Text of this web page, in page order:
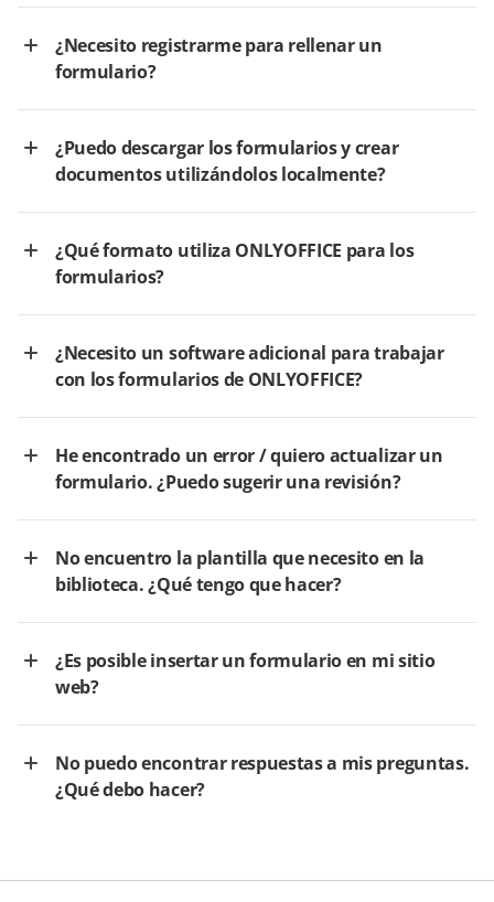
¿Necesito registrarme para rellenar un
formulario?
¿Puedo descargar los formularios y crear
documentos utilizándolos localmente?
¿Qué formato utiliza ONLYOFFICE para los
formularios?
¿Necesito un software adicional para trabajar
con los formularios de ONLYOFFICE?
He encontrado un error / quiero actualizar un
formulario. ¿Puedo sugerir una revisión?
No encuentro la plantilla que necesito en la
biblioteca. ¿Qué tengo que hacer?
¿Es posible insertar un formulario en mi sitio
web?
No puedo encontrar respuestas a mis preguntas.
¿Qué debo hacer?